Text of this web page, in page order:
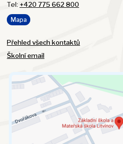
Tel: +420 775 662 800
Mapa
Přehled všech kontaktů
Školní email